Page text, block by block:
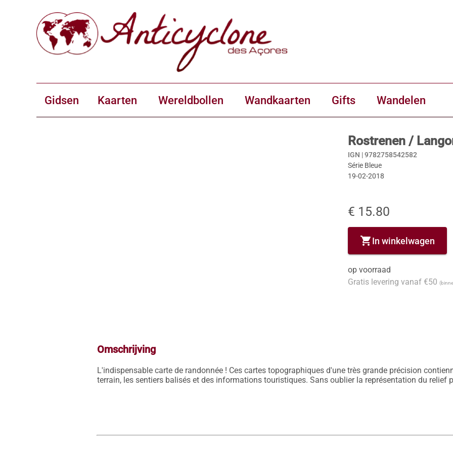
Gidsen Kaarten Wereldbollen Wandkaarten Gifts Wandelen
Rostrenen /
IGN |9782758542582
Série Bleue
19-02-2018
€ 15.80
shopping_cartIn winkelwagen
op voorraad
Gratis levering vanaf €50
Omschrijving
L'indispensable carte de randonnée ! Ces cartes topographiques d'une très grande précision
terrain, les sentiers balisés et des informations touristiques. Sans oublier la représentation du relief